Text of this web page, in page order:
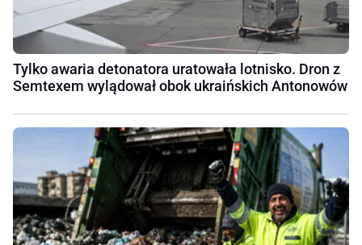
Tylko awaria detonatora uratowała lotnisko. Dron z
Semtexem wylądował obok ukraińskich Antonowów